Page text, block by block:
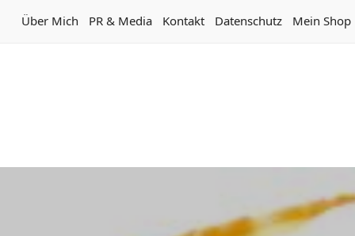
Über Mich PR & Media Kontakt Datenschutz Mein Shop